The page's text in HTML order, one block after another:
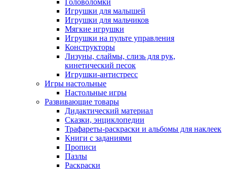
Игрушки для малышей
Игрушки для мальчиков
Мягкие игрушки
Игрушки на пульте управления
Конструкторы
Лизуны, слаймы, слизь для рук,
кинетический песок
Игрушки-антистресс
Игры настольные
Настольные игры
Развивающие товары
Дидактический материал
Сказки, энциклопедии
Трафареты-раскраски и альбомы для наклеек
Книги с заданиями
Прописи
Пазлы
Раскраски